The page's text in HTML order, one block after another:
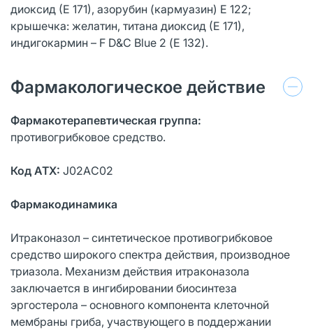
диоксид (Е 171), азорубин (кармуазин) Е 122;
крышечка: желатин, титана диоксид (Е 171),
индигокармин – F D&C Blue 2 (Е 132).
Фармакологическое действие
Фармакотерапевтическая группа:
противогрибковое средство.
Код АТХ: J02AС02
Фармакодинамика
Итраконазол – синтетическое противогрибковое
средство широкого спектра действия, производное
триазола. Механизм действия итраконазола
заключается в ингибировании биосинтеза
эргостерола – основного компонента клеточной
мембраны гриба, участвующего в поддержании